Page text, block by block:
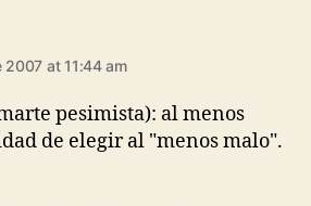
at 11:44 am
pesimista): al menos
de elegir al "menos malo".